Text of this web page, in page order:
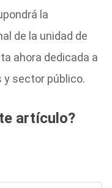
la
de la unidad de
ahora dedicada a
y sector público.
artículo?